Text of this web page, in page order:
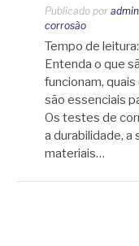
Publicado por admin
corrosão
Tempo de leitura:
Entenda o que
funcionam,
são essenciais
Os testes de
a durabilidade, a
materiais…